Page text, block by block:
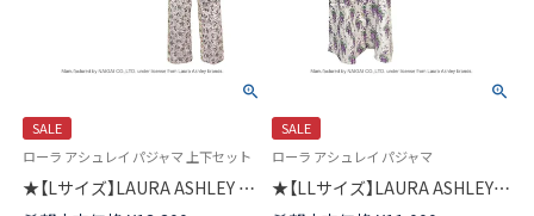
SALE
ローラ アシュレイ パジャマ 上下セット
★【Lサイズ】LAURA ASHLEY 綿
(コットン)100％ ダブルガーゼ
SALE
ローラ アシュレイ パジャマ
★【LLサイズ】LAURA ASHLEY
綿(コットン)100％ ダブルガー